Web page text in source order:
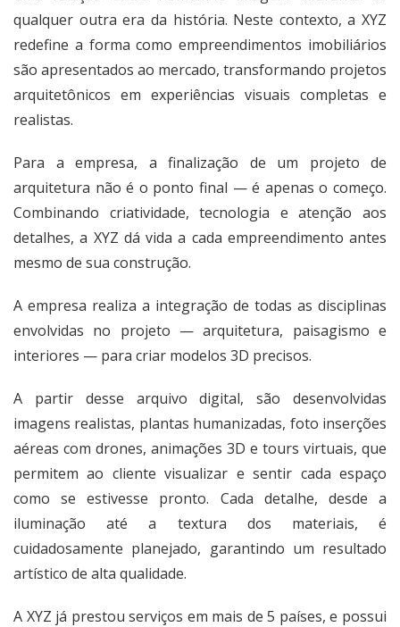
qualquer outra era da história. Neste contexto, a XYZ
redefine a forma como empreendimentos imobiliários
são apresentados ao mercado, transformando projetos
arquitetônicos em experiências visuais completas e
realistas.
Para a empresa, a finalização de um projeto de
arquitetura não é o ponto final — é apenas o começo.
Combinando criatividade, tecnologia e atenção aos
detalhes, a XYZ dá vida a cada empreendimento antes
mesmo de sua construção.
A empresa realiza a integração de todas as disciplinas
envolvidas no projeto — arquitetura, paisagismo e
interiores — para criar modelos 3D precisos.
A partir desse arquivo digital, são desenvolvidas
imagens realistas, plantas humanizadas, foto inserções
aéreas com drones, animações 3D e tours virtuais, que
permitem ao cliente visualizar e sentir cada espaço
como se estivesse pronto. Cada detalhe, desde a
iluminação até a textura dos materiais, é
cuidadosamente planejado, garantindo um resultado
artístico de alta qualidade.
A XYZ já prestou serviços em mais de 5 países, e possui